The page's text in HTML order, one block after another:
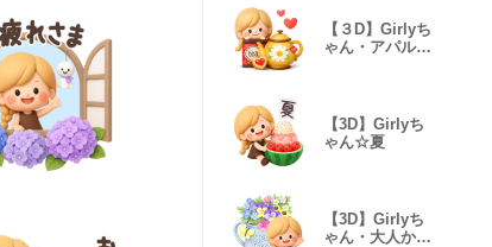
【３D】Girlyち
ゃん・アパルト
【3D】Girlyち
ゃん☆夏
【3D】Girlyち
ゃん・大人かわ